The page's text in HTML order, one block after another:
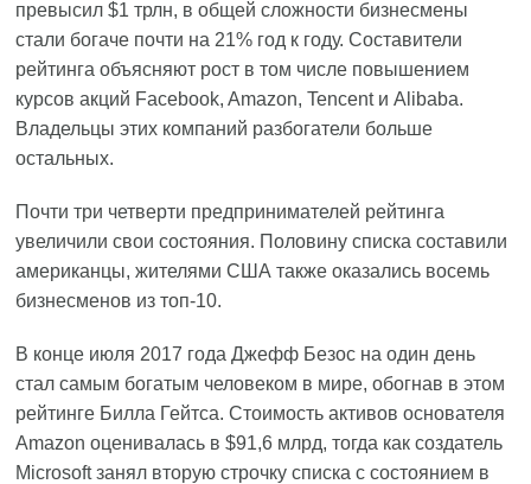
превысил $1 трлн, в общей сложности бизнесмены
стали богаче почти на 21% год к году. Составители
рейтинга объясняют рост в том числе повышением
курсов акций Facebook, Amazon, Tencent и Alibaba.
Владельцы этих компаний разбогатели больше
остальных.
Почти три четверти предпринимателей рейтинга
увеличили свои состояния. Половину списка составили
американцы, жителями США также оказались восемь
бизнесменов из топ-10.
В конце июля 2017 года Джефф Безос на один день
стал самым богатым человеком в мире, обогнав в этом
рейтинге Билла Гейтса. Стоимость активов основателя
Amazon оценивалась в $91,6 млрд, тогда как создатель
Microsoft занял вторую строчку списка с состоянием в